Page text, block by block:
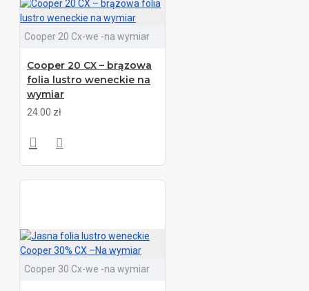
Cooper 20 Cx-we -na wymiar
Cooper 20 CX – brązowa
folia lustro weneckie na
wymiar
24.00 zł
Cooper 30 Cx-we -na wymiar